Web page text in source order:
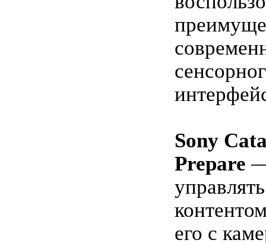
Sony
Prepare —
его с